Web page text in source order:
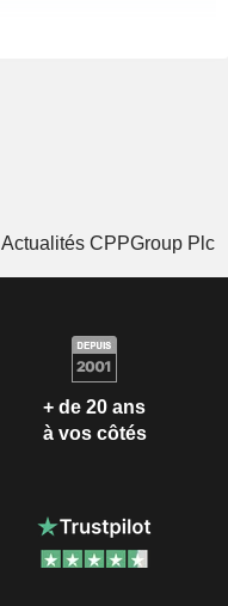
Actualités CPPGroup Plc
+ de 20 ans
à vos côtés